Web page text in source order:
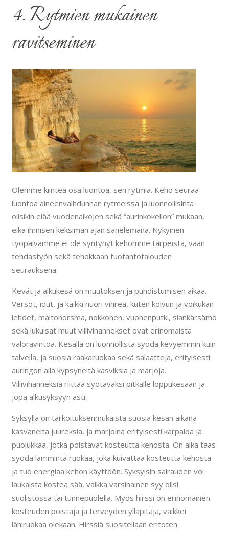
4. Rytmien mukainen
ravitseminen
Olemme kiinteä osa luontoa, sen rytmiä. Keho seuraa
luontoa aineenvaihdunnan rytmeissä ja luonnollisinta
olisikin elää vuodenaikojen sekä “aurinkokellon” mukaan,
eikä ihmisen keksimän ajan sanelemana. Nykyinen
työpäivämme ei ole syntynyt kehomme tarpeista, vaan
tehdastyön sekä tehokkaan tuotantotalouden
seurauksena.
Kevät ja alkukesä on muutoksen ja puhdistumisen aikaa.
Versot, idut, ja kaikki nuori vihreä, kuten koivun ja voikukan
lehdet, maitohorsma, nokkonen, vuohenputki, siankärsämö
sekä lukuisat muut villivihannekset ovat erinomaista
valoravintoa. Kesällä on luonnollista syödä kevyemmin kuin
talvella, ja suosia raakaruokaa sekä salaatteja, erityisesti
auringon alla kypsyneitä kasviksia ja marjoja.
Villivihanneksia riittää syötäväksi pitkälle loppukesään ja
jopa alkusyksyyn asti.
Syksyllä on tarkoituksenmukaista suosia kesän aikana
kasvaneita juureksia, ja marjoina erityisesti karpaloa ja
puolukkaa, jotka poistavat kosteutta kehosta. On aika taas
syödä lämmintä ruokaa, joka kuivattaa kosteutta kehosta
ja tuo energiaa kehon käyttöön. Syksyisin sairauden voi
laukaista kostea sää, vaikka varsinainen syy olisi
suolistossa tai tunnepuolella. Myös hirssi on erinomainen
kosteuden poistaja ja terveyden ylläpitäjä, vaikkei
lähiruokaa olekaan. Hirssiä suositellaan eritoten